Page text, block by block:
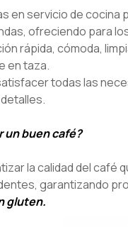
en servicio de cocina
ofreciendo para
rápida, cómoda,
en taza.
todas las
un buen café?
la calidad del café
garantizando
gluten.